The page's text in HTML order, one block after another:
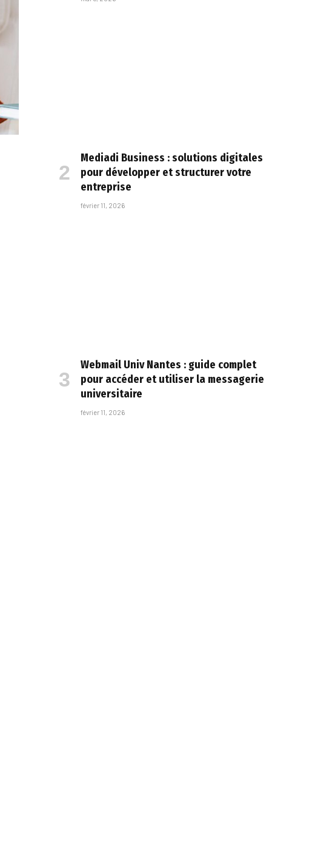
Mediadi Business : solutions digitales
pour développer et structurer votre
entreprise
février 11, 2026
Webmail Univ Nantes : guide complet
pour accéder et utiliser la messagerie
universitaire
février 11, 2026